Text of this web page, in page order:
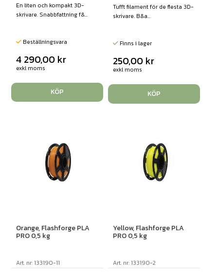
En liten och kompakt 3D-
skrivare. Snabbfattning f&...
Beställningsvara
4 290,00 kr
exkl moms
KÖP
Tufft filament för de flesta 3D-
skrivare. B&a...
Finns i lager
250,00 kr
exkl moms
KÖP
Orange, Flashforge PLA
PRO 0,5 kg
Art. nr: 133190-11
Yellow, Flashforge PLA
PRO 0,5 kg
Art. nr: 133190-2